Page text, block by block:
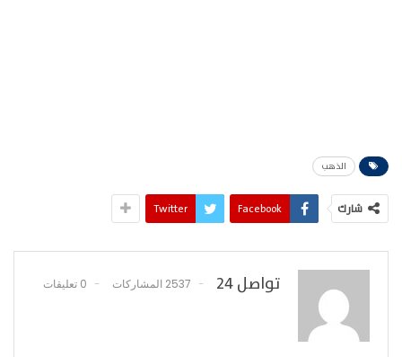
الذهب
شارك Facebook
Twitter
تواصل 24 2537 المشاركات 0 تعليقات